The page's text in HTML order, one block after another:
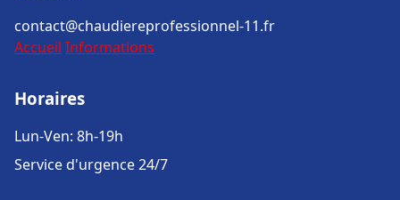
contact@chaudiereprofessionnel-11.fr
Accueil Informations
Horaires
Lun-Ven: 8h-19h
Service d'urgence 24/7